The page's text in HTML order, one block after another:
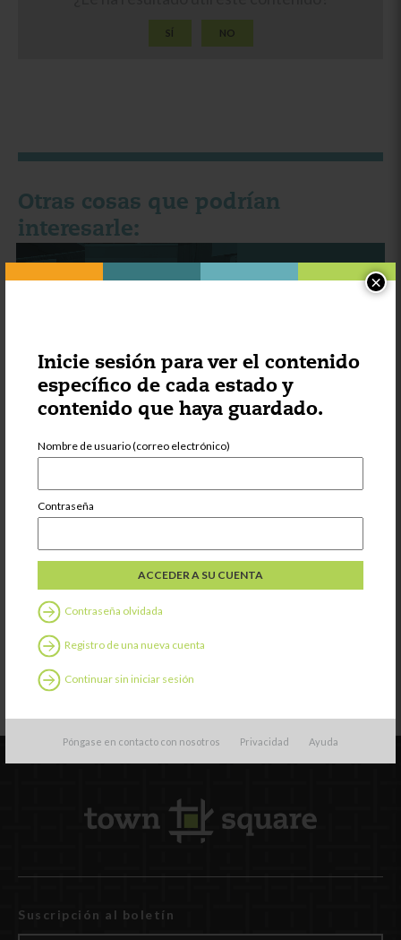
Inicie sesión para ver el contenido
específico de cada estado y
contenido que haya guardado.
Nombre de usuario (correo electrónico)
Contraseña
Contraseña olvidada
Registro de una nueva cuenta
Continuar sin iniciar sesión
Póngase en contacto con nosotros Privacidad Ayuda
×
SÍ NO
Otras cosas que podrían
interesarle:
Conference
Attendance
Categoría:Voces de
Philosophy
Spotlight: Play-
Suscripción al boletín